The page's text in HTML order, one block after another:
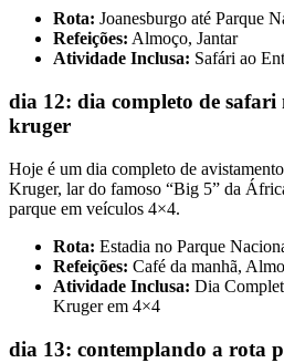
Rota: Joanesburgo até Parque
Refeições: Almoço, Jantar
Atividade Inclusa: Safári ao
dia 12: dia completo de
kruger
Hoje é um dia completo de
Kruger, lar do famoso “Big 5” da
parque em veículos 4×4.
Rota: Estadia no Parque
Refeições: Café da manhã,
Atividade Inclusa: Dia
Kruger em 4×4
dia 13: contemplando a rota